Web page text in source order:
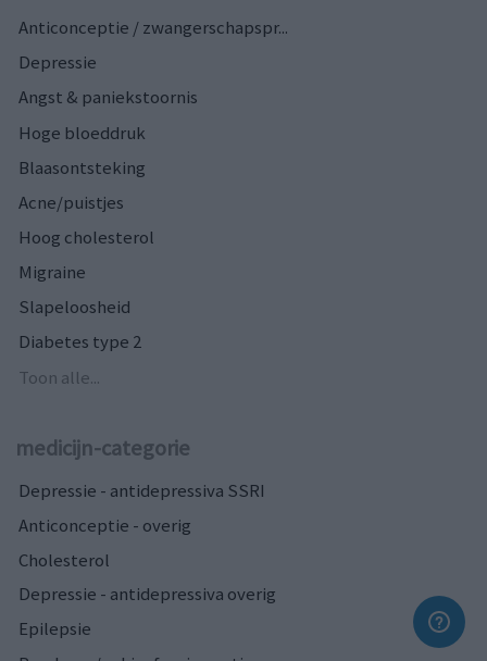
Anticonceptie / zwangerschapspr...
Depressie
Angst & paniekstoornis
Hoge bloeddruk
Blaasontsteking
Acne/puistjes
Hoog cholesterol
Migraine
Slapeloosheid
Diabetes type 2
Toon alle...
medicijn-categorie
Depressie - antidepressiva SSRI
Anticonceptie - overig
Cholesterol
Depressie - antidepressiva overig
Epilepsie